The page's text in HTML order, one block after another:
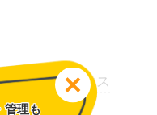
タウェアハウス
管理も